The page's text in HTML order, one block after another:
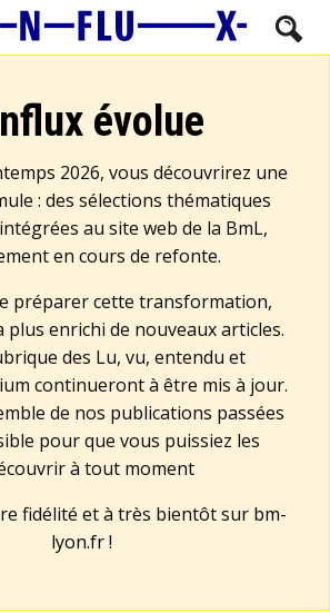
évolue
2026, vous découvrirez une
: des sélections thématiques
au site web de la BmL,
en cours de refonte.
préparer cette transformation,
plus enrichi de nouveaux articles.
des Lu, vu, entendu et
continueront à être mis à jour.
de nos publications passées
pour que vous puissiez les
à tout moment
fidélité et à très bientôt sur bm-
lyon.fr!